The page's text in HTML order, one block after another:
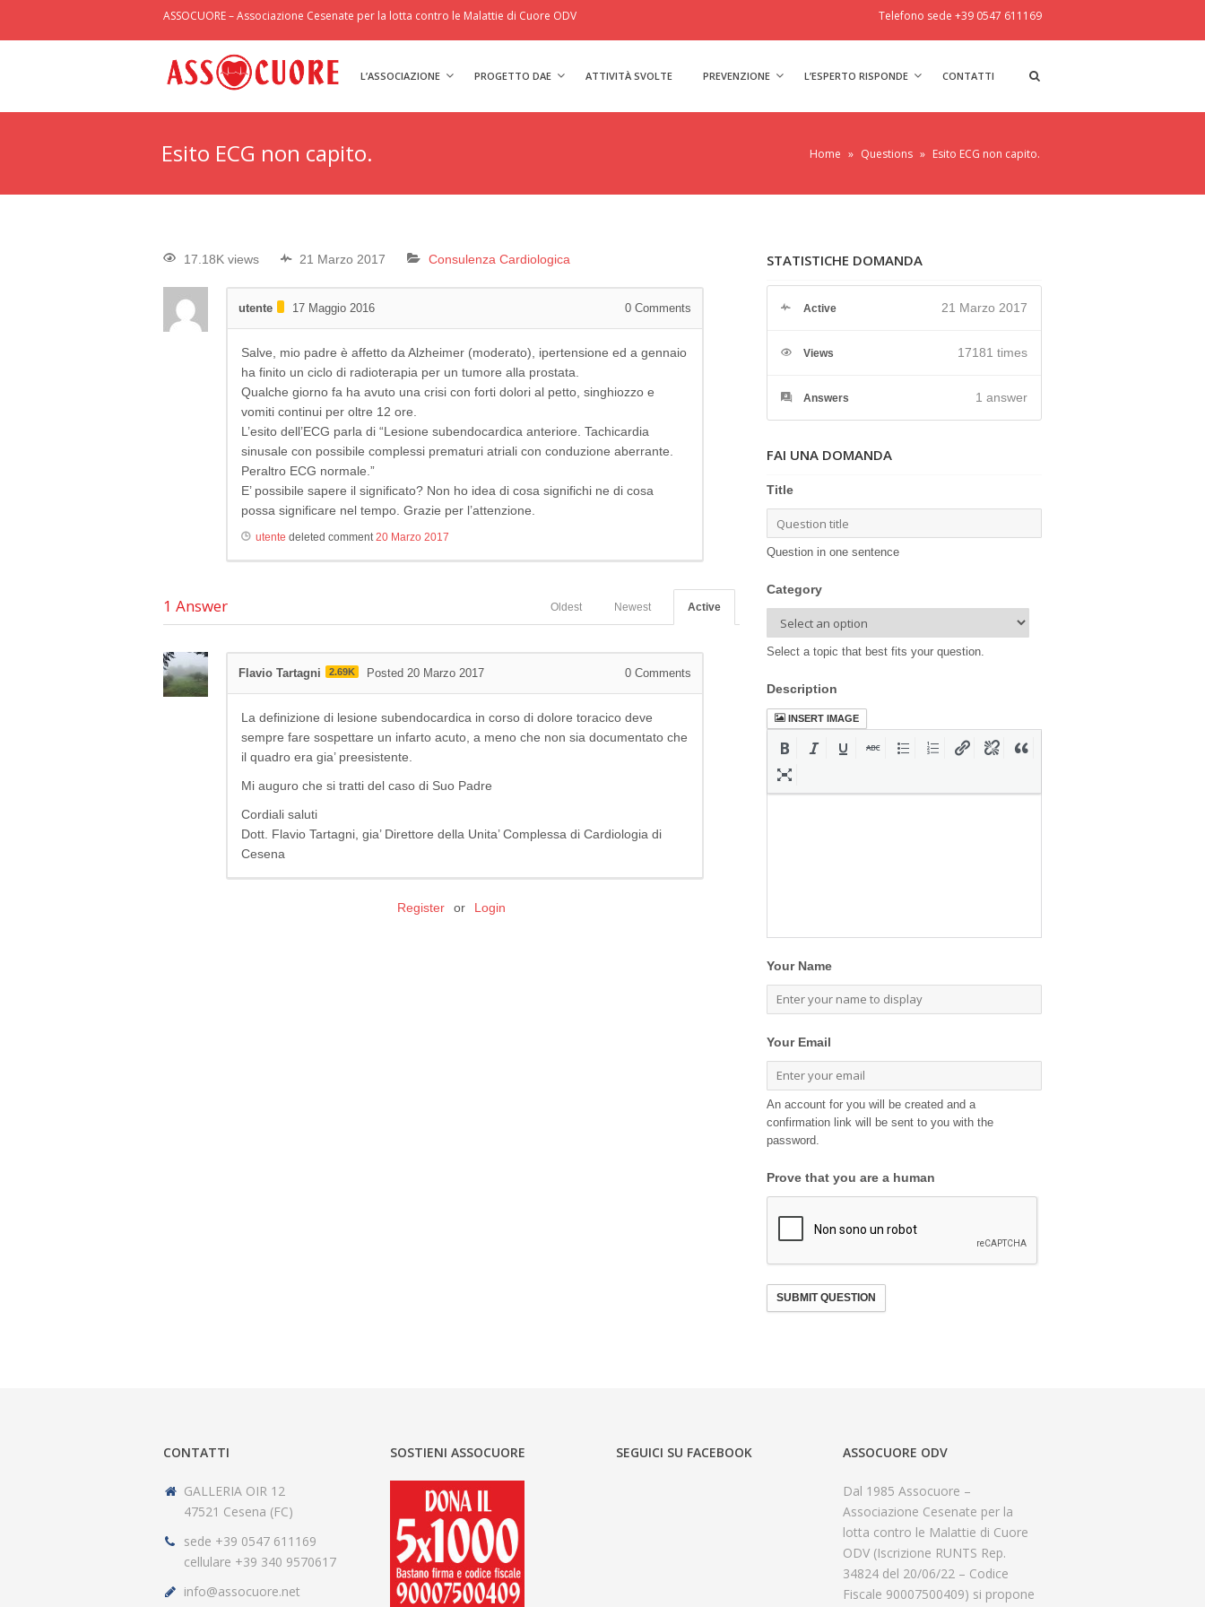
ASSOCUORE – Associazione Cesenate per la lotta contro le Malattie di Cuore ODV Telefono sede +39 0547 611169
L’ASSOCIAZIONE PROGETTO DAE ATTIVITÀ SVOLTE PREVENZIONE L’ESPERTO RISPONDE CONTATTI
Esito ECG non capito. Home » Questions » Esito ECG non capito.
17.18K views 21 Marzo 2017 Consulenza Cardiologica
utente 17 Maggio 2016 0 Comments
Salve, mio padre è affetto da Alzheimer (moderato), ipertensione ed a gennaio
ha finito un ciclo di radioterapia per un tumore alla prostata.
Qualche giorno fa ha avuto una crisi con forti dolori al petto, singhiozzo e
vomiti continui per oltre 12 ore.
L’esito dell’ECG parla di “Lesione subendocardica anteriore. Tachicardia
sinusale con possibile complessi prematuri atriali con conduzione aberrante.
Peraltro ECG normale.”
E’ possibile sapere il significato? Non ho idea di cosa significhi ne di cosa
possa significare nel tempo. Grazie per l’attenzione.
utente deleted comment20 Marzo 2017
1 Answer Active
Newest
Oldest
Flavio Tartagni 2.69K Posted 20 Marzo 2017 0 Comments
La definizione di lesione subendocardica in corso di dolore toracico deve
sempre fare sospettare un infarto acuto, a meno che non sia documentato che
il quadro era gia’ preesistente.
Mi auguro che si tratti del caso di Suo Padre
Cordiali saluti
Dott. Flavio Tartagni, gia’ Direttore della Unita’ Complessa di Cardiologia di
Cesena
Register or Login
STATISTICHE DOMANDA
Active 21 Marzo 2017
Views 17181 times
Answers 1 answer
FAI UNA DOMANDA
Title
Question in one sentence
Category
Select a topic that best fits your question.
Description
INSERT IMAGE
Your Name
Your Email
An account for you will be created and a
confirmation link will be sent to you with the
password.
Prove that you are a human
SUBMIT QUESTION
CONTATTI
GALLERIA OIR 12
47521 Cesena (FC)
sede +39 0547 611169
cellulare +39 340 9570617
info@assocuore.net
SOSTIENI ASSOCUORE SEGUICI SU FACEBOOK ASSOCUORE ODV
Dal 1985 Assocuore –
Associazione Cesenate per la
lotta contro le Malattie di Cuore
ODV (Iscrizione RUNTS Rep.
34824 del 20/06/22 – Codice
Fiscale 90007500409) si propone